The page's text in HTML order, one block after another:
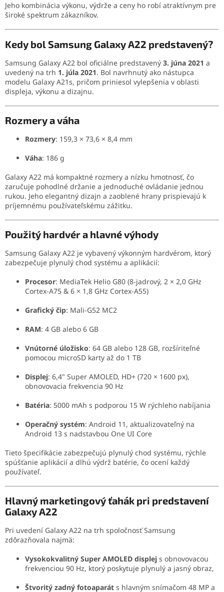
Jeho kombinácia výkonu, výdrže a ceny ho robí atraktívnym pre
široké spektrum zákazníkov.
Kedy bol Samsung Galaxy A22 predstavený?
Samsung Galaxy A22 bol oficiálne predstavený 3. júna 2021 a
uvedený na trh 1. júla 2021. Bol navrhnutý ako nástupca
modelu Galaxy A21s, pričom priniesol vylepšenia v oblasti
displeja, výkonu a dizajnu.
Rozmery a váha
Rozmery: 159,3 × 73,6 × 8,4 mm
Váha: 186 g
Galaxy A22 má kompaktné rozmery a nízku hmotnosť, čo
zaručuje pohodlné držanie a jednoduché ovládanie jednou
rukou. Jeho elegantný dizajn a zaoblené hrany prispievajú k
príjemnému používateľskému zážitku.
Použitý hardvér a hlavné výhody
Samsung Galaxy A22 je vybavený výkonným hardvérom, ktorý
zabezpečuje plynulý chod systému a aplikácií:
Procesor: MediaTek Helio G80 (8-jadrový, 2 × 2,0 GHz
Cortex-A75 & 6 × 1,8 GHz Cortex-A55)
Grafický čip: Mali-G52 MC2
RAM: 4 GB alebo 6 GB
Vnútorné úložisko: 64 GB alebo 128 GB, rozšíriteľné
pomocou microSD karty až do 1 TB
Displej: 6,4" Super AMOLED, HD+ (720 × 1600 px),
obnovovacia frekvencia 90 Hz
Batéria: 5000 mAh s podporou 15 W rýchleho nabíjania
Operačný systém: Android 11, aktualizovateľný na
Android 13 s nadstavbou One UI Core
Tieto špecifikácie zabezpečujú plynulý chod systému, rýchle
spúšťanie aplikácií a dlhú výdrž batérie, čo ocení každý
používateľ.
Hlavný marketingový ťahák pri predstavení
Galaxy A22
Pri uvedení Galaxy A22 na trh spoločnosť Samsung
zdôrazňovala najmä:
Vysokokvalitný Super AMOLED displej s obnovovacou
frekvenciou 90 Hz, ktorý poskytuje plynulý a jasný obraz,
Štvoritý zadný fotoaparát s hlavným snímačom 48 MP a